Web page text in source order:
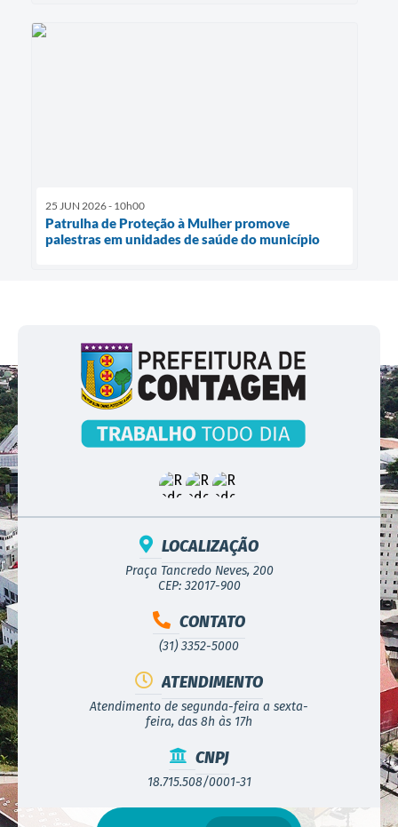
25 JUN 2026 - 10h00
Patrulha de Proteção à Mulher promove
palestras em unidades de saúde do município
LOCALIZAÇÃO
Praça Tancredo Neves, 200
CEP: 32017-900
CONTATO
(31) 3352-5000
ATENDIMENTO
Atendimento de segunda-feira a sexta-
feira, das 8h às 17h
CNPJ
18.715.508/0001-31